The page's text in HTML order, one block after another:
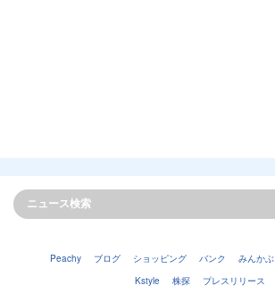
Peachy ブログ ショッピング バンク みんかぶ
Kstyle
株探 プレスリリース